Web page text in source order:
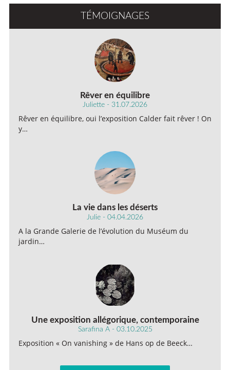
TÉMOIGNAGES
Rêver en équilibre
Juliette - 31.07.2026
Rêver en équilibre, oui l’exposition Calder fait rêver ! On
y…
La vie dans les déserts
Julie - 04.04.2026
A la Grande Galerie de l’évolution du Muséum du
jardin…
Une exposition allégorique, contemporaine
Sarafina A - 03.10.2025
Exposition « On vanishing » de Hans op de Beeck…